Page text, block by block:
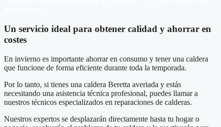
Un servicio ideal para obtener calidad y ahorrar en
costes
En invierno es importante ahorrar en consumo y tener una caldera
que funcione de forma eficiente durante toda la temporada.
Por lo tanto, si tienes una caldera Beretta averiada y estás
necesitando una asistencia técnica profesional, puedes llamar a
nuestros técnicos especializados en reparaciones de calderas.
Nuestros expertos se desplazarán directamente hasta tu hogar o